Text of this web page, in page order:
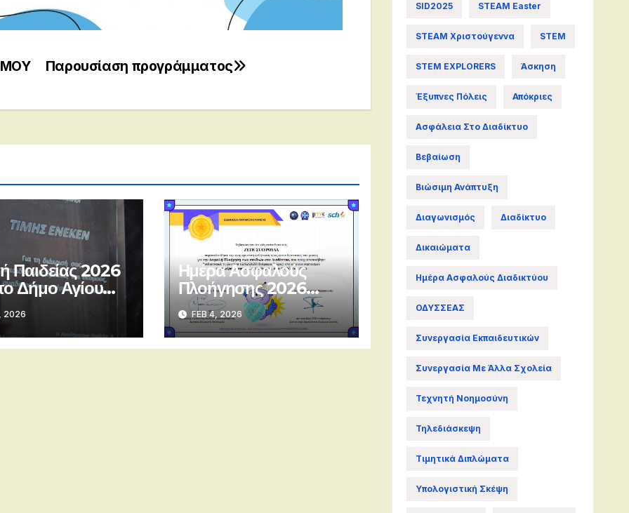
Παρουσίαση προγράμματος
Παιδείας 2026
Δήμο Αγίου
2026
Ημέρα Ασφαλούς
Πλοήγησης 2026
(Εκπαιδευτικοί – με
τηλεδιάσκεψη) –
Βεβαίωση
FEB 4, 2026
SID2025 STEAM Easter
STEAM Χριστούγεννα STEM
STEM EXPLORERS Άσκηση
Έξυπνες Πόλεις Απόκριες
Ασφάλεια Στο Διαδίκτυο
Βεβαίωση
Βιώσιμη Ανάπτυξη
Διαγωνισμός Διαδίκτυο
Δικαιώματα
Ημέρα Ασφαλούς Διαδικτύου
ΟΔΥΣΣΕΑΣ
Συνεργασία Εκπαιδευτικών
Συνεργασία Με Άλλα Σχολεία
Τεχνητή Νοημοσύνη
Τηλεδιάσκεψη
Τιμητικά Διπλώματα
Υπολογιστική Σκέψη